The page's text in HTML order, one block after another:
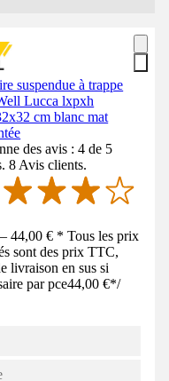
suspendue à trappe
Lucca lxpxh
cm blanc mat
des avis : 4 de 5
8 Avis clients.
44,00 € * Tous les prix
sont des prix TTC,
livraison en sus si
par pce44,00 €*/